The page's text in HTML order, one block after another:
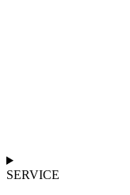
SERVICE